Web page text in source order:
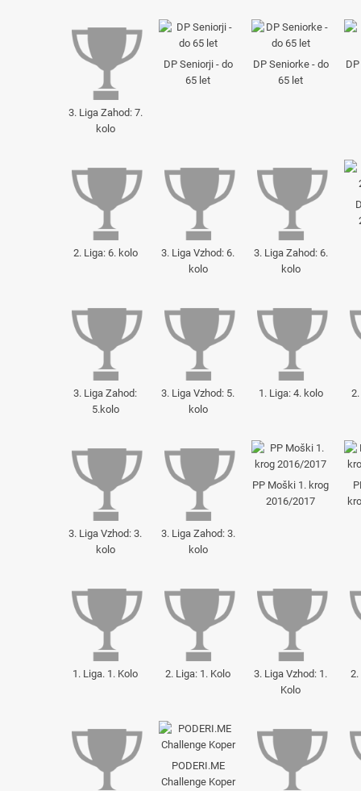
3. Liga Zahod: 7.
kolo
DP Seniorji - do
65 let
DP Seniorke - do
65 let
2. Liga: 6. kolo
3. Liga Vzhod: 6.
kolo
3. Liga Zahod: 6.
kolo
3. Liga Zahod:
5.kolo
3. Liga Vzhod: 5.
kolo
1. Liga: 4. kolo
3. Liga Vzhod: 3.
kolo
3. Liga Zahod: 3.
kolo
PP Moški 1. krog
2016/2017
1. Liga. 1. Kolo 2. Liga: 1. Kolo
3. Liga Vzhod: 1.
Kolo
2.
PODERI.ME
Challenge Koper